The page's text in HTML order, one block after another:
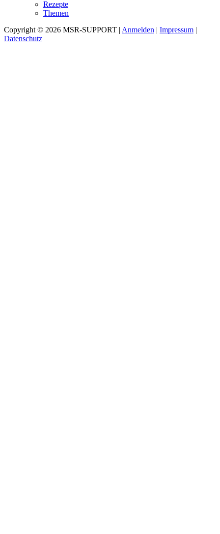
Rezepte
Themen
Copyright © 2026 MSR-SUPPORT | Anmelden | Impressum |
Datenschutz